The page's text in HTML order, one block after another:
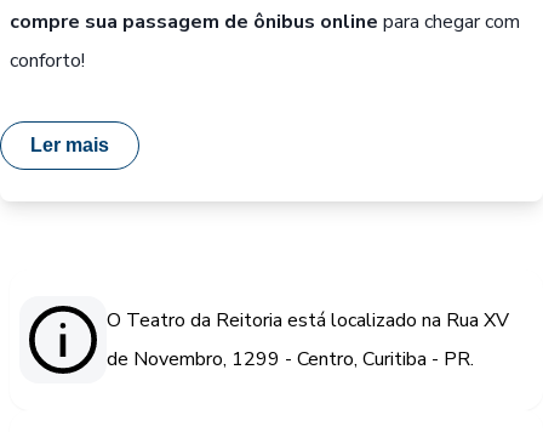
compre sua passagem de ônibus online para chegar com
conforto!
Ler mais
O Teatro da Reitoria está localizado na Rua XV
de Novembro, 1299 - Centro, Curitiba - PR.